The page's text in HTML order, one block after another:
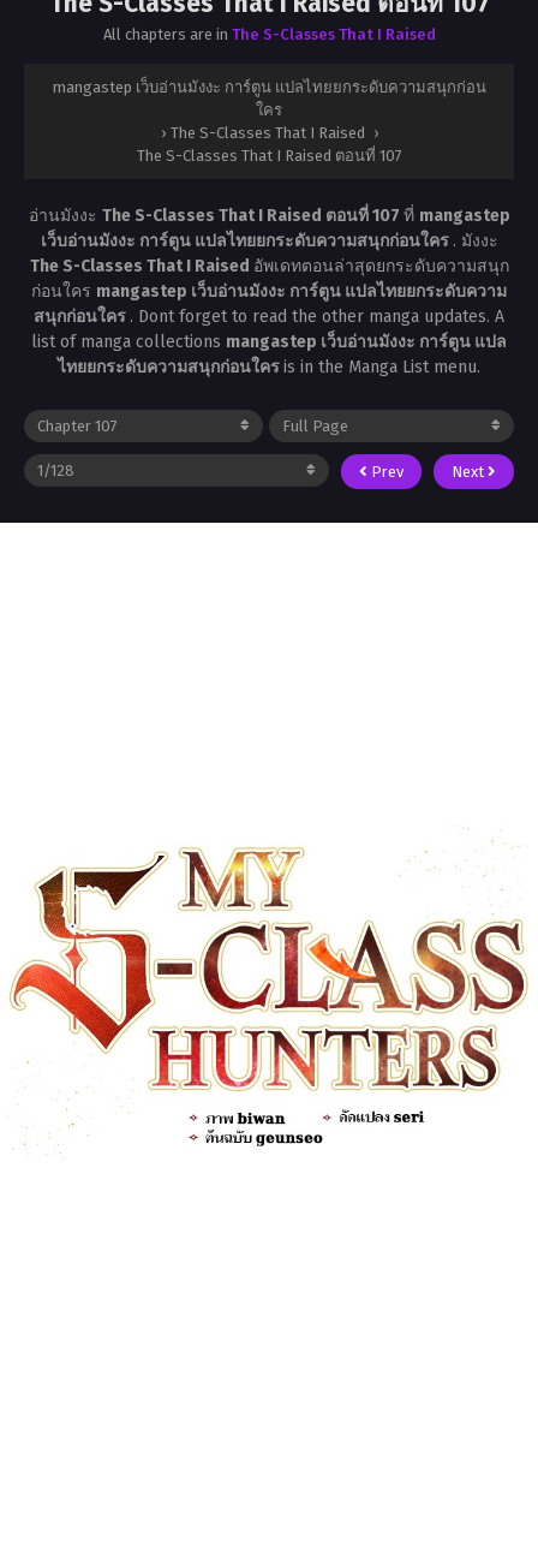
All chapters are in The S-Classes That I Raised
mangastep เว็บอ่านมังงะ การ์ตูน แปลไทยยกระดับความสนุกก่อน
ใคร
› The S-Classes That I Raised ›
The S-Classes That I Raised ตอนที่ 107
อ่านมังงะ The S-Classes That I Raised ตอนที่ 107 ที่ mangastep
เว็บอ่านมังงะ การ์ตูน แปลไทยยกระดับความสนุกก่อนใคร . มังงะ
The S-Classes That I Raised อัพเดทตอนล่าสุดยกระดับความสนุก
ก่อนใคร mangastep เว็บอ่านมังงะ การ์ตูน แปลไทยยกระดับความ
สนุกก่อนใคร . Dont forget to read the other manga updates. A
list of manga collections mangastep เว็บอ่านมังงะ การ์ตูน แปล
ไทยยกระดับความสนุกก่อนใครis in the Manga List menu.
Prev Next